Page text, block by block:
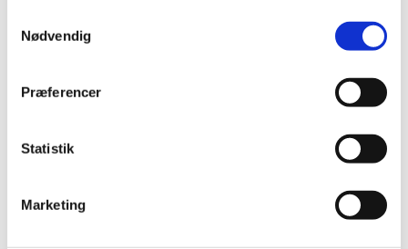
Nødvendig
Præferencer
Statistik
Marketing
Jonas Lauge Andersen
Bente Lykke Jacobsen